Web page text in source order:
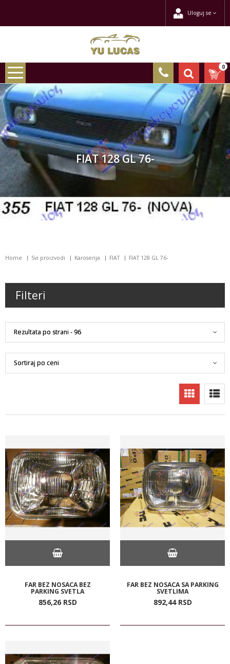
Uloguj se
0
FIAT 128 GL 76-
Home Svi proizvodi Karoserija FIAT FIAT 128 GL 76-
Filteri
FAR BEZ NOSACA BEZ
PARKING SVETLA
856,26 RSD
FAR BEZ NOSACA SA PARKING
SVETLIMA
892,44 RSD